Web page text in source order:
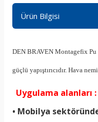
Ürün Bilgisi
DEN BRAVEN Montagefix Pu
güçlü yapıştırıcıdır. Hava
Uygulama alanları :
• Mobilya